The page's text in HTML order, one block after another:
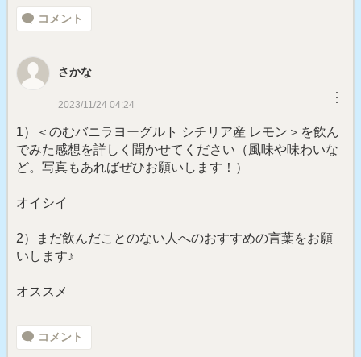
コメント
さかな
2023/11/24 04:24 ︙
1）＜のむバニラヨーグルト シチリア産 レモン＞を飲ん
でみた感想を詳しく聞かせてください（風味や味わいな
ど。写真もあればぜひお願いします！）
オイシイ
2）まだ飲んだことのない人へのおすすめの言葉をお願
いします♪
オススメ
コメント